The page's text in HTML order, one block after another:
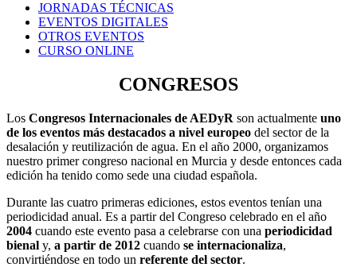
JORNADAS TÉCNICAS
EVENTOS DIGITALES
OTROS EVENTOS
CURSO ONLINE
CONGRESOS
Los Congresos Internacionales de AEDyR son actualmente uno
de los eventos más destacados a nivel europeo del sector de la
desalación y reutilización de agua. En el año 2000, organizamos
nuestro primer congreso nacional en Murcia y desde entonces cada
edición ha tenido como sede una ciudad española.
Durante las cuatro primeras ediciones, estos eventos tenían una
periodicidad anual. Es a partir del Congreso celebrado en el año
2004 cuando este evento pasa a celebrarse con una periodicidad
bienal y, a partir de 2012 cuando se internacionaliza,
convirtiéndose en todo un referente del sector.